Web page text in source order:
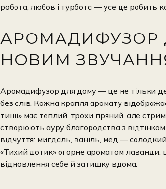
робота, любов і турбота — усе це робить
АРОМАДИФУЗОР
НОВИМ
Аромадифузор для дому — це не тільки
без слів. Кожна крапля аромату
тиші» має теплий, трохи пряний, але
створюють ауру благородства з відтінком
відчуття: мигдаль, ваніль, мед —
«Тихий дотик» огорне ароматом лаванди,
відновлення себе й затишку вдома.